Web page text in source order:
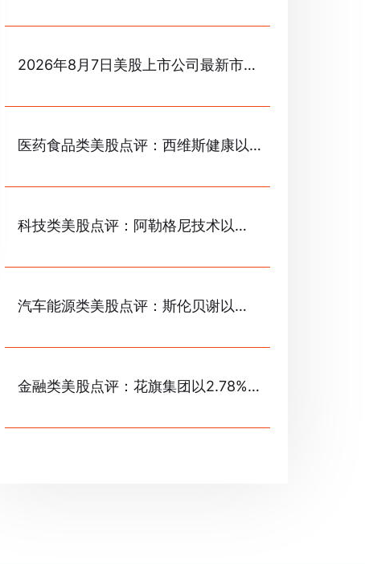
2026年8月7日美股上市公司最新市值
医药食品类美股点评：西维斯健康以
科技类美股点评：阿勒格尼技术以
汽车能源类美股点评：斯伦贝谢以
金融类美股点评：花旗集团以2.78%的